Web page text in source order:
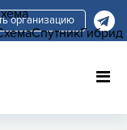
организацию
СпутникГибрид